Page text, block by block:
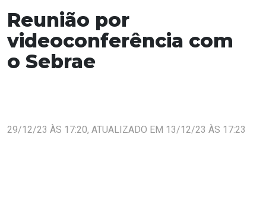
Reunião por
videoconferência com
o Sebrae
29/12/23 ÀS 17:20, ATUALIZADO EM 13/12/23 ÀS 17:23